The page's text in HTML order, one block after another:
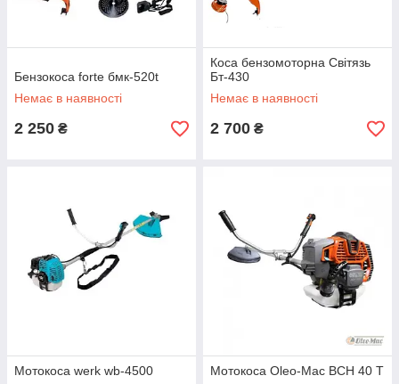
Бензокоса forte бмк-520t
Немає в наявності
2 250 ₴
Коса бензомоторна Світязь
Бт-430
Немає в наявності
2 700 ₴
Мотокоса werk wb-4500
Мотокоса Oleo-Mac BCH 40 T